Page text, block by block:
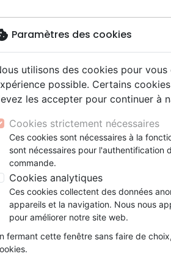
NouveautésBibles
NEG
Couple
ansLatino, Folk
Soul
conférences
Héritage
Héritage veut aider l’Église à
écrits du passé. Nous ciblons les
Nous traduisons et
pour soutenir l’Église dans sa
Paramètres des cookies
utilisons des cookies pour
possible. Certains
les accepter pour continuer à
Cookies strictement nécessaires
Ces cookies sont nécessaires à la
sont nécessaires pour l'authentification
commande.
Cookies analytiques
Ces cookies collectent des données
appareils et la navigation. Nous nous
pour améliorer notre site web.
fermant cette fenêtre sans faire de